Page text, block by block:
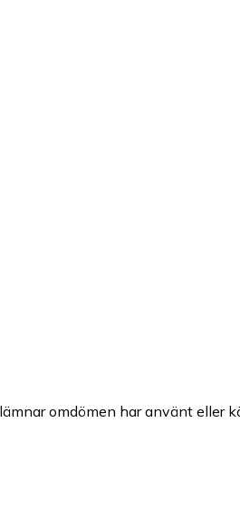
omdömen har använt eller